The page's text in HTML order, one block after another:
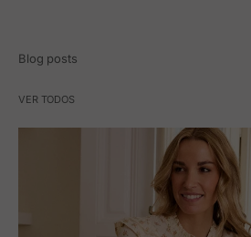
Blog posts
VER TODOS